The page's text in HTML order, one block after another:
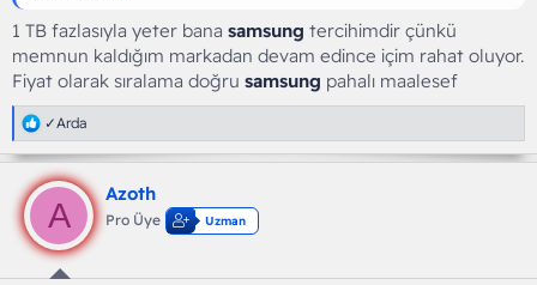
1 TB fazlasıyla yeter bana samsung tercihimdir çünkü
memnun kaldığım markadan devam edince içim rahat oluyor.
Fiyat olarak sıralama doğru samsung pahalı maalesef
T
e
p
k
e
r
:
✓Arda
A
Azoth
Pro Üye Uzman